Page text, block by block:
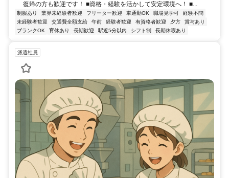
復帰の方も歓迎です！ ■資格・経験を活かして安定環境へ！ ■...
制服あり 業界未経験者歓迎 フリーター歓迎 車通勤OK 職場見学可
経験不問
未経験者歓迎
交通費全額支給 午前 経験者歓迎 有資格者歓迎 夕方
賞与あり
ブランクOK
育休あり 長期歓迎 駅近5分以内 シフト制 長期休暇あり
派遣社員